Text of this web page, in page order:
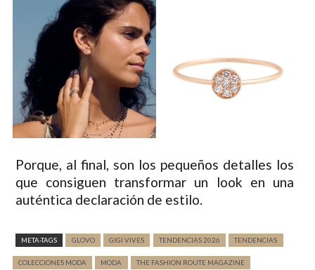
Porque, al final, son los pequeños detalles los
que consiguen transformar un look en una
auténtica declaración de estilo.
META-TAGS GLOVO GIGI VIVES TENDENCIAS 2026 TENDENCIAS
COLECCIONES MODA MODA THE FASHION ROUTE MAGAZINE